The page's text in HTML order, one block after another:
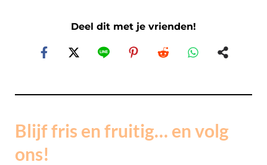
Deel dit met je vrienden!
Blijf fris en fruitig… en volg
ons!